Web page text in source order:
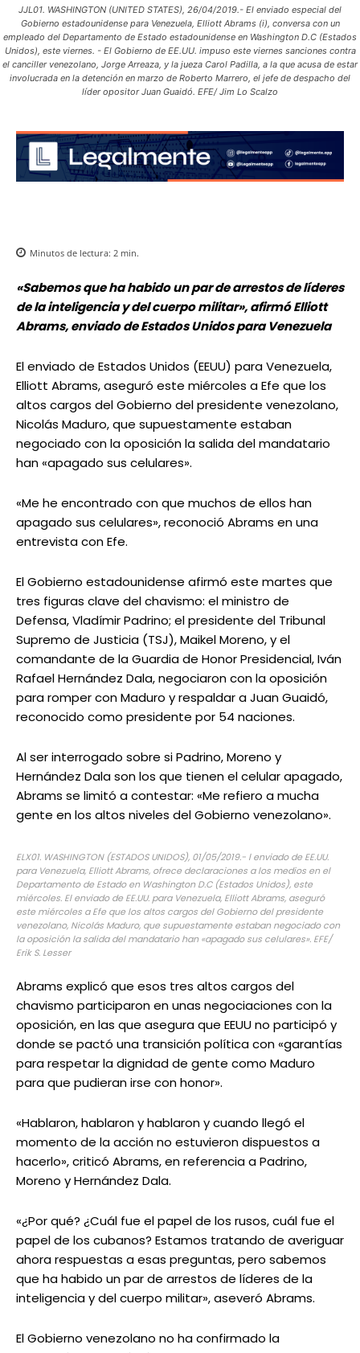
JJL01. WASHINGTON (UNITED STATES), 26/04/2019.- El enviado especial del
Gobierno estadounidense para Venezuela, Elliott Abrams (i), conversa con un
empleado del Departamento de Estado estadounidense en Washington D.C (Estados
Unidos), este viernes. - El Gobierno de EE.UU. impuso este viernes sanciones contra
el canciller venezolano, Jorge Arreaza, y la jueza Carol Padilla, a la que acusa de estar
involucrada en la detención en marzo de Roberto Marrero, el jefe de despacho del
líder opositor Juan Guaidó. EFE/ Jim Lo Scalzo
Minutos de lectura: 2 min.
«Sabemos que ha habido un par de arrestos de líderes
de la inteligencia y del cuerpo militar», afirmó Elliott
Abrams, enviado de Estados Unidos para Venezuela
El enviado de Estados Unidos (EEUU) para Venezuela,
Elliott Abrams, aseguró este miércoles a Efe que los
altos cargos del Gobierno del presidente venezolano,
Nicolás Maduro, que supuestamente estaban
negociado con la oposición la salida del mandatario
han «apagado sus celulares».
«Me he encontrado con que muchos de ellos han
apagado sus celulares», reconoció Abrams en una
entrevista con Efe.
El Gobierno estadounidense afirmó este martes que
tres figuras clave del chavismo: el ministro de
Defensa, Vladímir Padrino; el presidente del Tribunal
Supremo de Justicia (TSJ), Maikel Moreno, y el
comandante de la Guardia de Honor Presidencial, Iván
Rafael Hernández Dala, negociaron con la oposición
para romper con Maduro y respaldar a Juan Guaidó,
reconocido como presidente por 54 naciones.
Al ser interrogado sobre si Padrino, Moreno y
Hernández Dala son los que tienen el celular apagado,
Abrams se limitó a contestar: «Me refiero a mucha
gente en los altos niveles del Gobierno venezolano».
ELX01. WASHINGTON (ESTADOS UNIDOS), 01/05/2019.- l enviado de EE.UU.
para Venezuela, Elliott Abrams, ofrece declaraciones a los medios en el
Departamento de Estado en Washington D.C (Estados Unidos), este
miércoles. El enviado de EE.UU. para Venezuela, Elliott Abrams, aseguró
este miércoles a Efe que los altos cargos del Gobierno del presidente
venezolano, Nicolás Maduro, que supuestamente estaban negociado con
la oposición la salida del mandatario han «apagado sus celulares». EFE/
Erik S. Lesser
Abrams explicó que esos tres altos cargos del
chavismo participaron en unas negociaciones con la
oposición, en las que asegura que EEUU no participó y
donde se pactó una transición política con «garantías
para respetar la dignidad de gente como Maduro
para que pudieran irse con honor».
«Hablaron, hablaron y hablaron y cuando llegó el
momento de la acción no estuvieron dispuestos a
hacerlo», criticó Abrams, en referencia a Padrino,
Moreno y Hernández Dala.
«¿Por qué? ¿Cuál fue el papel de los rusos, cuál fue el
papel de los cubanos? Estamos tratando de averiguar
ahora respuestas a esas preguntas, pero sabemos
que ha habido un par de arrestos de líderes de la
inteligencia y del cuerpo militar», aseveró Abrams.
El Gobierno venezolano no ha confirmado la